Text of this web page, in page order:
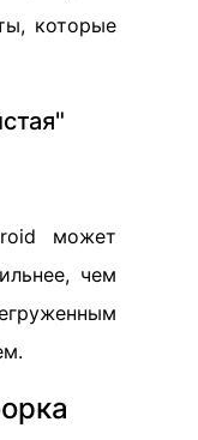
которые
может
чем